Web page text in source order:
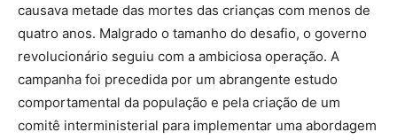
causava metade das mortes das crianças com menos de
quatro anos. Malgrado o tamanho do desafio, o governo
revolucionário seguiu com a ambiciosa operação. A
campanha foi precedida por um abrangente estudo
comportamental da população e pela criação de um
comitê interministerial para implementar uma abordagem